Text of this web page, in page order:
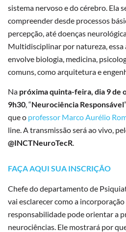
sistema nervoso e do cérebro. Ela
compreender desde processos
percepção, até doenças
Multidisciplinar por natureza, essa
envolve biologia, medicina,
comuns, como arquitetura e
Na próxima quinta-feira, dia 9 de
9h30, “Neurociência Responsável
que o professor Marco Aurélio
line. A transmissão será ao vivo,
@INCTNeuroTecR.
FAÇA AQUI SUA INSCRIÇÃO
Chefe do departamento de
vai esclarecer como a
responsabilidade pode orientar a
neurociências. Ele mostrará por